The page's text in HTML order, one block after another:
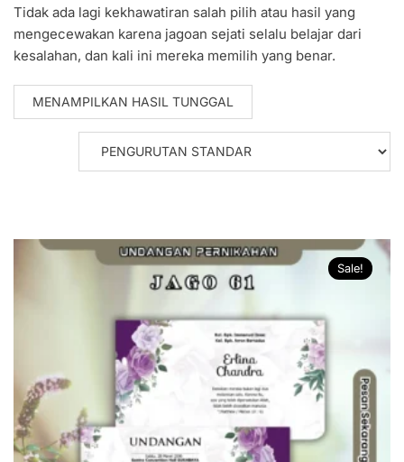
Tidak ada lagi kekhawatiran salah pilih atau hasil yang
mengecewakan karena jagoan sejati selalu belajar dari
kesalahan, dan kali ini mereka memilih yang benar.
MENAMPILKAN HASIL TUNGGAL
Sale!